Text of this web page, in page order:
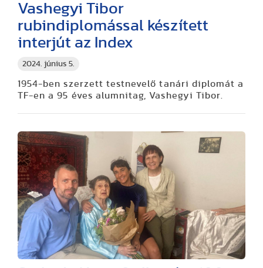
2024. június 5.
Vashegyi Tibor
rubindiplomással készített
interjút az Index
1954-ben szerzett testnevelő tanári diplomát a
TF-en a 95 éves alumnitag, Vashegyi Tibor.